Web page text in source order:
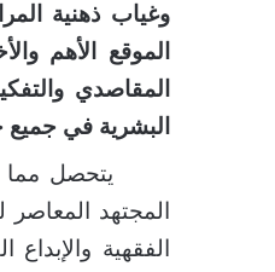
وغياب ذهنية
الموقع الأهم
المقاصدي
البشرية في جميع
يتحصل مما
المجتهد
الفقهية